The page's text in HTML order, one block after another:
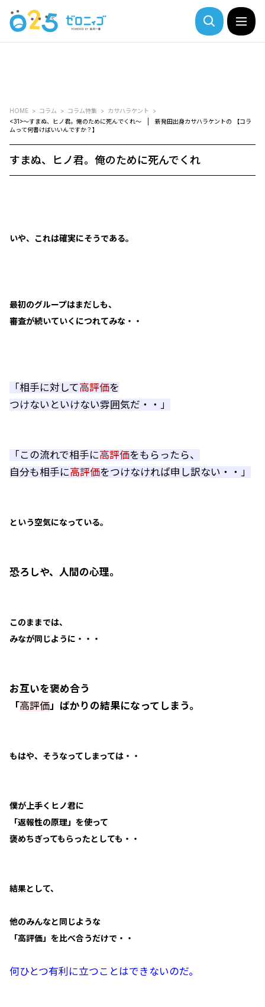
HOME コラム コラム特集
カサハラケント
<31>～すまぬ、ヒノ君。俺のために死んでくれ～ | 新発田出身カサハラケントの 【コラ
ムって何書けばいいんですか？】
すまぬ、ヒノ君。俺のために死んでくれ
いや、これは確実にそうである。
最初のグループはまだしも、
審査が続いていくにつれてみな・・
「相手に対して高評価を
つけないといけない雰囲気だ・・」
「この流れで相手に高評価をもらったら、
自分も相手に高評価をつけなければ申し訳ない・・」
という空気になっている。
恐ろしや、人間の心理。
このままでは、
みなが同じように・・・
お互いを褒め合う
「高評価」ばかりの結果になってしまう。
もはや、そうなってしまっては・・
僕が上手くヒノ君に
「返報性の原理」を使って
褒めちぎってもらったとしても・・
結果として、
他のみんなと同じような
「高評価」を比べ合うだけで・・
何ひとつ有利に立つことはできないのだ。